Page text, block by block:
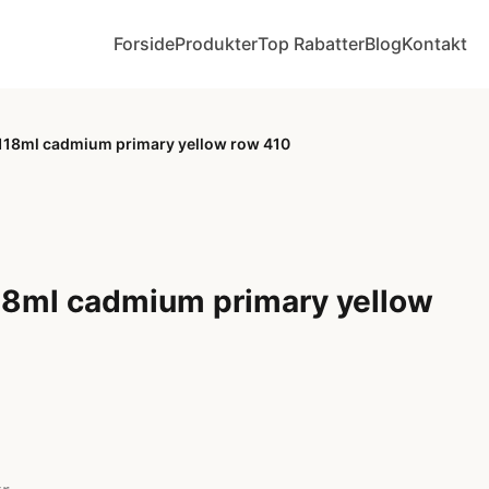
ForsideProdukterTop RabatterBlogKontakt
cadmium primary yellow row 410
cadmium primary yellow